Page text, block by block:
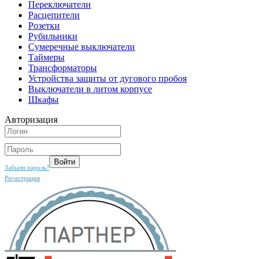
Переключатели
Расцепители
Розетки
Рубильники
Сумеречные выключатели
Таймеры
Трансформаторы
Устройства защиты от дугового пробоя
Выключатели в литом корпусе
Шкафы
Авторизация
Забыли пароль?
Регистрация